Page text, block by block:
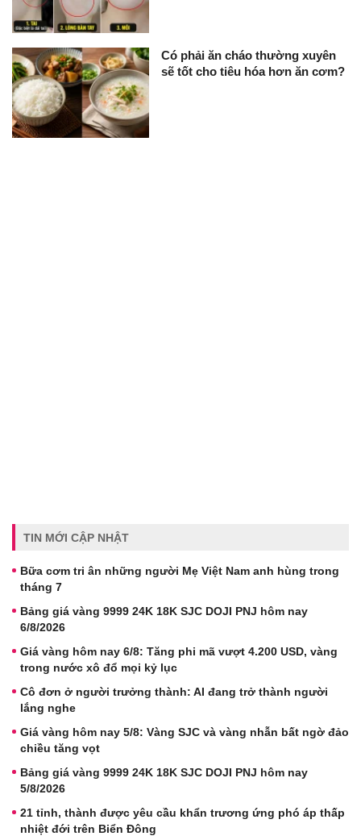
Có phải ăn cháo thường xuyên
sẽ tốt cho tiêu hóa hơn ăn cơm?
TIN MỚI CẬP NHẬT
Bữa cơm tri ân những người Mẹ Việt Nam anh hùng trong
tháng 7
Bảng giá vàng 9999 24K 18K SJC DOJI PNJ hôm nay
6/8/2026
Giá vàng hôm nay 6/8: Tăng phi mã vượt 4.200 USD, vàng
trong nước xô đổ mọi kỷ lục
Cô đơn ở người trưởng thành: AI đang trở thành người
lắng nghe
Giá vàng hôm nay 5/8: Vàng SJC và vàng nhẫn bất ngờ đảo
chiều tăng vọt
Bảng giá vàng 9999 24K 18K SJC DOJI PNJ hôm nay
5/8/2026
21 tỉnh, thành được yêu cầu khẩn trương ứng phó áp thấp
nhiệt đới trên Biển Đông